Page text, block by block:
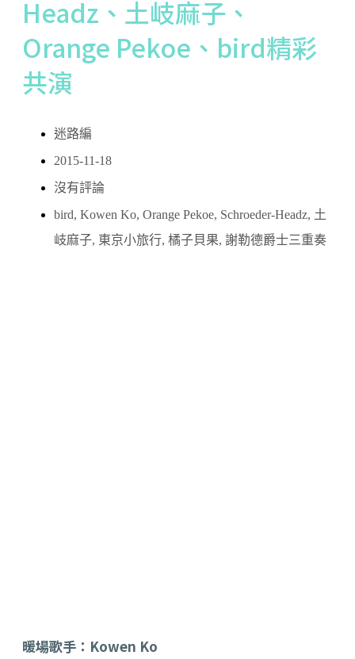
Headz、土岐麻子、
Orange Pekoe、bird精彩
共演
迷路編
2015-11-18
沒有評論
bird, Kowen Ko, Orange Pekoe, Schroeder-Headz, 土
岐麻子, 東京小旅行, 橘子貝果, 謝勒德爵士三重奏
暖場歌手：Kowen Ko